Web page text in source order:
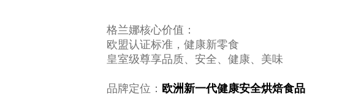
格兰娜核心价值：
欧盟认证标准，健康新零食
皇室级尊享品质、安全、健康、美味
品牌定位： 欧洲新一代健康安全烘焙食品